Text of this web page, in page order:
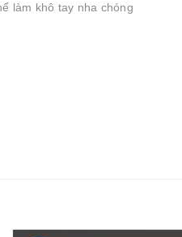
làm khô tay nha chóng